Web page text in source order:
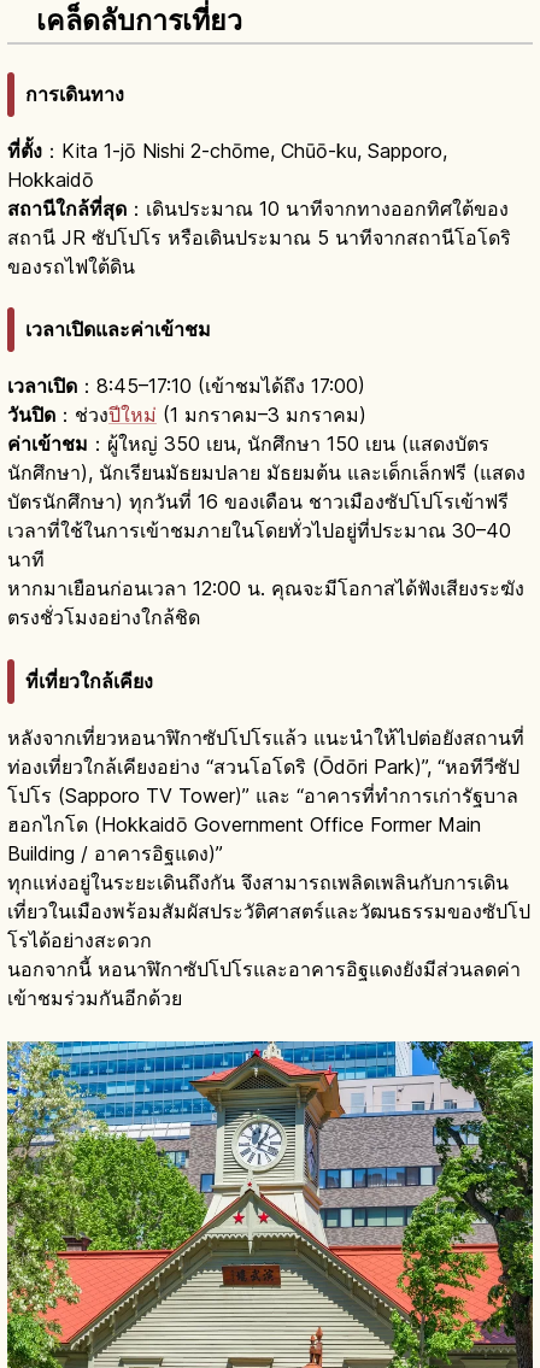
เคล็ดลับการเที่ยว
การเดินทาง
ที่ตั้ง ：Kita 1-jō Nishi 2-chōme, Chūō-ku, Sapporo,
Hokkaidō
สถานีใกล้ที่สุด ：เดินประมาณ 10 นาทีจากทางออกทิศใต้ของ
สถานี JR ซัปโปโร หรือเดินประมาณ 5 นาทีจากสถานีโอโดริ
ของรถไฟใต้ดิน
เวลาเปิดและค่าเข้าชม
เวลาเปิด ：8:45–17:10 (เข้าชมได้ถึง 17:00)
วันปิด ：ช่วงปีใหม่ (1 มกราคม–3 มกราคม)
ค่าเข้าชม ：ผู้ใหญ่ 350 เยน, นักศึกษา 150 เยน (แสดงบัตร
นักศึกษา), นักเรียนมัธยมปลาย มัธยมต้น และเด็กเล็กฟรี (แสดง
บัตรนักศึกษา) ทุกวันที่ 16 ของเดือน ชาวเมืองซัปโปโรเข้าฟรี
เวลาที่ใช้ในการเข้าชมภายในโดยทั่วไปอยู่ที่ประมาณ 30–40
นาที
หากมาเยือนก่อนเวลา 12:00 น. คุณจะมีโอกาสได้ฟังเสียงระฆัง
ตรงชั่วโมงอย่างใกล้ชิด
ที่เที่ยวใกล้เคียง
หลังจากเที่ยวหอนาฬิกาซัปโปโรแล้ว แนะนำให้ไปต่อยังสถานที่
ท่องเที่ยวใกล้เคียงอย่าง “สวนโอโดริ (Ōdōri Park)”, “หอทีวีซัป
โปโร (Sapporo TV Tower)” และ “อาคารที่ทำการเก่ารัฐบาล
ฮอกไกโด (Hokkaidō Government Office Former Main
Building / อาคารอิฐแดง)”
ทุกแห่งอยู่ในระยะเดินถึงกัน จึงสามารถเพลิดเพลินกับการเดิน
เที่ยวในเมืองพร้อมสัมผัสประวัติศาสตร์และวัฒนธรรมของซัปโป
โรได้อย่างสะดวก
นอกจากนี้ หอนาฬิกาซัปโปโรและอาคารอิฐแดงยังมีส่วนลดค่า
เข้าชมร่วมกันอีกด้วย